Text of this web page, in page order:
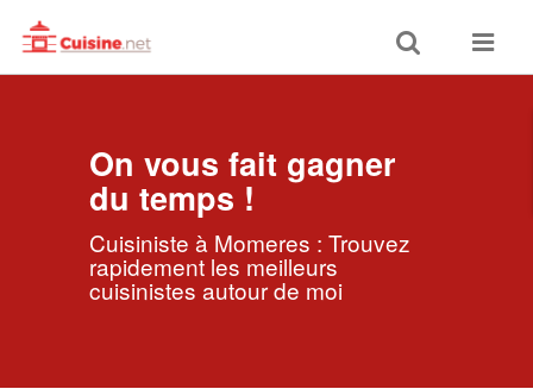
Toggle
search
Toggle
On vous fait gagner
du temps !
Cuisiniste à Momeres : Trouvez
rapidement les meilleurs
cuisinistes autour de moi